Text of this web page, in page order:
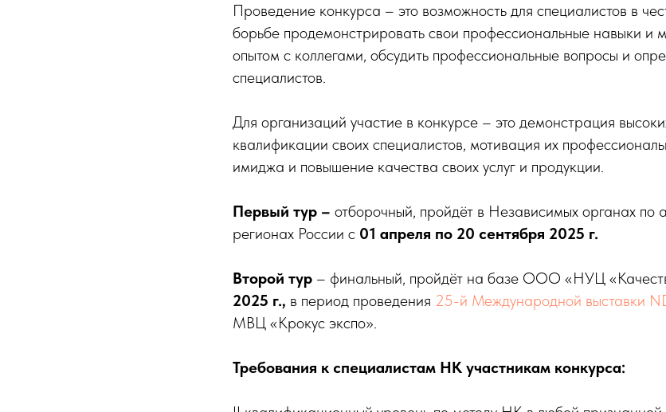
Проведение конкурса – это возможность для специалистов в
борьбе продемонстрировать свои профессиональные навыки и
опытом с коллегами, обсудить профессиональные вопросы и
специалистов.
Для организаций участие в конкурсе – это демонстрация
квалификации своих специалистов, мотивация их
имиджа и повышение качества своих услуг и продукции.
Первый тур – отборочный, пройдёт в Независимых органах по
регионах России с 01 апреля по 20 сентября 2025 г.
Второй тур – финальный, пройдёт на базе ООО «НУЦ
2025 г., в период проведения 25-й Международной выставки
МВЦ «Крокус экспо».
Требования к специалистам НК участникам конкурса: